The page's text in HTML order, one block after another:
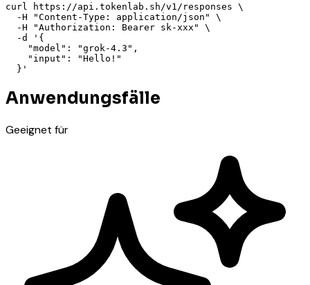
curl https://api.tokenlab.sh/v1/responses \
  -H "Content-Type: application/json" \
  -H "Authorization: Bearer sk-xxx" \
  -d '{
    "model": "grok-4.3",
    "input": "Hello!"
  }'
Anwendungsfälle
Geeignet für